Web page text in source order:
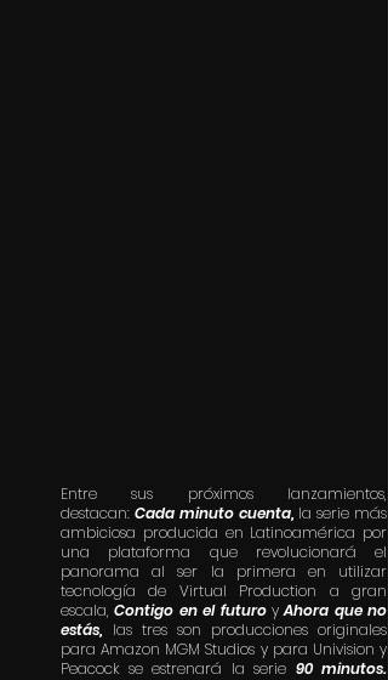
Entre sus próximos lanzamientos,
destacan: Cada minuto cuenta, la serie más
ambiciosa producida en Latinoamérica por
una plataforma que revolucionará el
panorama al ser la primera en utilizar
tecnología de Virtual Production a gran
escala,Contigo en el futuro yAhora que no
estás, las tres son producciones originales
para Amazon MGM Studios y para Univision y
Peacock se estrenará la serie 90 minutos.